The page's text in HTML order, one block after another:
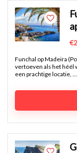
Funchal op Madeira
vertoeven als het héél
een prachtige locatie, ...